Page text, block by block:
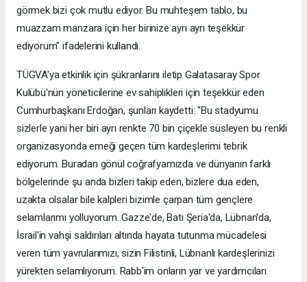
görmek bizi çok mutlu ediyor. Bu muhteşem tablo, bu
muazzam manzara için her birinize ayrı ayrı teşekkür
ediyorum" ifadelerini kullandı.
TÜGVA'ya etkinlik için şükranlarını iletip Galatasaray Spor
Kulübü'nün yöneticilerine ev sahiplikleri için teşekkür eden
Cumhurbaşkanı Erdoğan, şunları kaydetti: "Bu stadyumu
sizlerle yani her biri ayrı renkte 70 bin çiçekle süsleyen bu renkli
organizasyonda emeği geçen tüm kardeşlerimi tebrik
ediyorum. Buradan gönül coğrafyamızda ve dünyanın farklı
bölgelerinde şu anda bizleri takip eden, bizlere dua eden,
uzakta olsalar bile kalpleri bizimle çarpan tüm gençlere
selamlarımı yolluyorum. Gazze'de, Batı Şeria'da, Lübnan'da,
İsrail'in vahşi saldırıları altında hayata tutunma mücadelesi
veren tüm yavrularımızı, sizin Filistinli, Lübnanlı kardeşlerinizi
yürekten selamlıyorum. Rabb'im onların yar ve yardımcıları